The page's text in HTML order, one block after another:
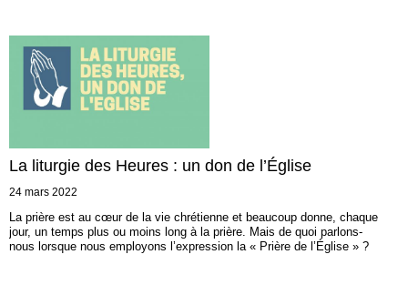
La liturgie des Heures : un don de l’Église
24 mars 2022
La prière est au cœur de la vie chrétienne et beaucoup donne, chaque
jour, un temps plus ou moins long à la prière. Mais de quoi parlons-
nous lorsque nous employons l’expression la « Prière de l’Église » ?